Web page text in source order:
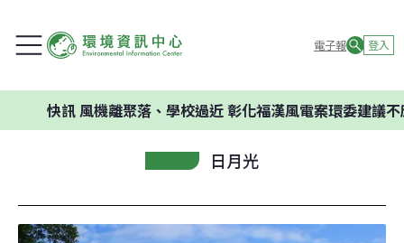
電子報 登入
風機離聚落、學校過近 彰化福漢風電案環委建議不應開發
日月光